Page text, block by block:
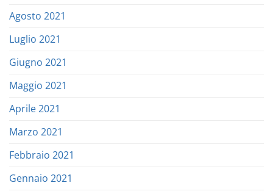
Agosto 2021
Luglio 2021
Giugno 2021
Maggio 2021
Aprile 2021
Marzo 2021
Febbraio 2021
Gennaio 2021